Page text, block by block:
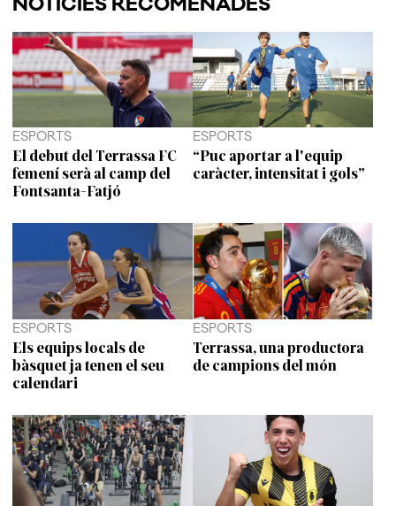
ESPORTS
El debut del Terrassa FC
femení serà al camp del
Fontsanta-Fatjó
ESPORTS
“Puc aportar a l'equip
caràcter, intensitat i gols”
ESPORTS
Els equips locals de
bàsquet ja tenen el seu
calendari
ESPORTS
Terrassa, una productora
de campions del món